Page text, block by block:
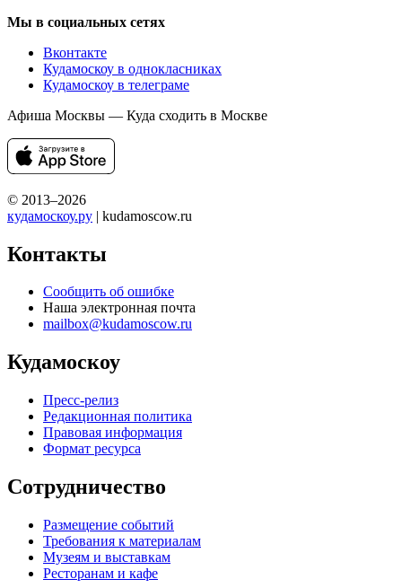
Мы в социальных сетях
Вконтакте
Кудамоскоу в однокласниках
Кудамоскоу в телеграме
Афиша Москвы — Куда сходить в Москве
© 2013–2026
кудамоскоу.ру | kudamoscow.ru
Контакты
Сообщить об ошибке
Наша электронная почта
mailbox@kudamoscow.ru
Кудамоскоу
Пресс-релиз
Редакционная политика
Правовая информация
Формат ресурса
Сотрудничество
Размещение событий
Требования к материалам
Музеям и выставкам
Ресторанам и кафе